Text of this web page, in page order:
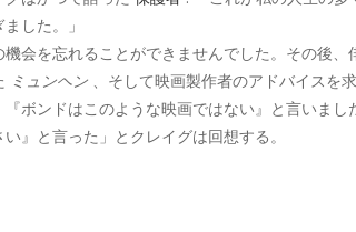
した。」
機会を忘れることができませんでした。その後
ミュンヘン 、そして映画製作者のアドバイスを求
『ボンドはこのような映画ではない』と言いま
』と言った」とクレイグは回想する。